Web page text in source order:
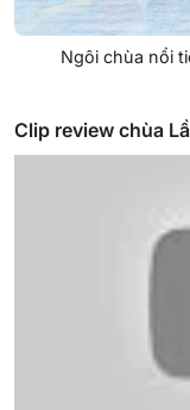
Ngôi chùa nổi
Clip review chùa